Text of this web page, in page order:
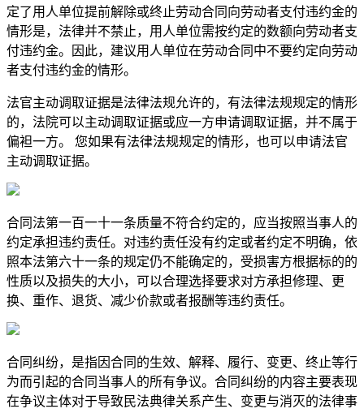
定了用人单位提前解除或终止劳动合同向劳动者支付违约金的
情形是，法律并不禁止，用人单位需按约定的数额向劳动者支
付违约金。因此，建议用人单位在劳动合同中不要约定向劳动
者支付违约金的情形。
法官主动调取证据是法律法规允许的，有法律法规规定的情形
的，法院可以主动调取证据或应一方申请调取证据，并不属于
偏袒一方。 您如果有法律法规规定的情形，也可以申请法官
主动调取证据。
合同法第一百一十一条质量不符合约定的，应当按照当事人的
约定承担违约责任。对违约责任没有约定或者约定不明确，依
照本法第六十一条的规定仍不能确定的，受损害方根据标的的
性质以及损失的大小，可以合理选择要求对方承担修理、更
换、重作、退货、减少价款或者报酬等违约责任。
合同纠纷，是指因合同的生效、解释、履行、变更、终止等行
为而引起的合同当事人的所有争议。合同纠纷的内容主要表现
在争议主体对于导致民法典律关系产生、变更与消灭的法律事